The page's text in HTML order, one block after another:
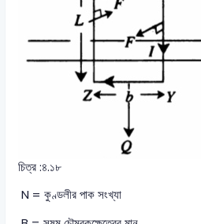
চিত্র :৪.১৮
N = কুণ্ডলীর পাক সংখ্যা